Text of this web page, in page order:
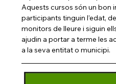
Aquests cursos són un bon
participants tinguin l’edat,
monitors de lleure i siguin
ajudin a portar a terme les
a la seva entitat o municipi.